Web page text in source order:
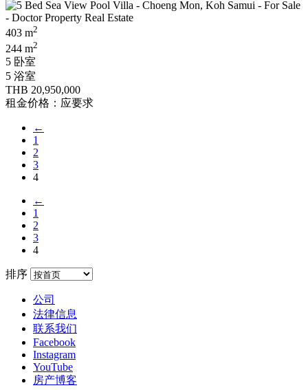
403 m2
244 m2
5 卧室
5 浴室
THB 20,950,000
租金价格：应要求
←
1
2
3
4
←
1
2
3
4
排序
公司
法律信息
联系我们
Facebook
Instagram
YouTube
房产博客